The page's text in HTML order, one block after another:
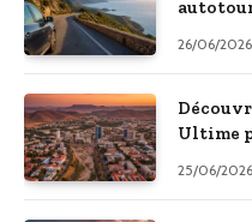
26/06/2026
Ultime
25/06/2026